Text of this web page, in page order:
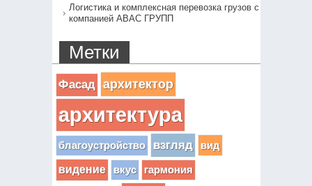
Логистика и комплексная перевозка грузов с
компанией АВАС ГРУПП
Метки
Фасад архитектор
архитектура
благоустройство взгляд вид
видение вкус гармония